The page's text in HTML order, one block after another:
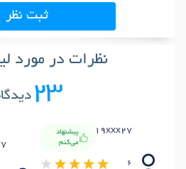
ثبت نظر
نظرات در مورد
23
19xxx27
پیشنهاد
می‌کنم
6